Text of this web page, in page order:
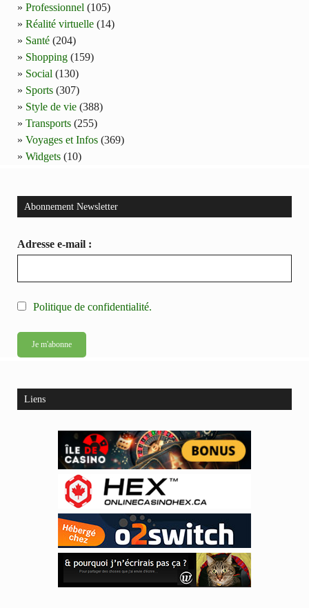
Professionnel (105)
Réalité virtuelle (14)
Santé (204)
Shopping (159)
Social (130)
Sports (307)
Style de vie (388)
Transports (255)
Voyages et Infos (369)
Widgets (10)
Abonnement Newsletter
Adresse e-mail :
Politique de confidentialité.
Liens